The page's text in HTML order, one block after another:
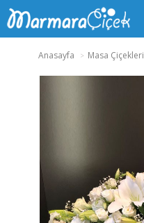
Anasayfa Masa Çiçekleri